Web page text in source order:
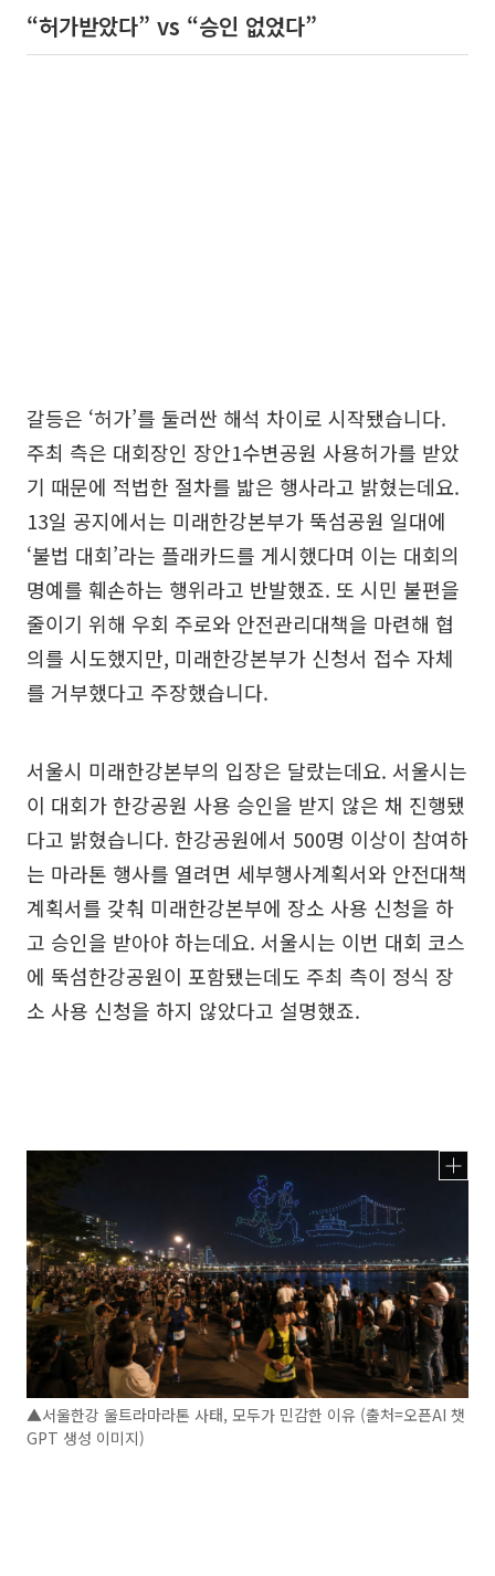
“허가받았다” vs “승인 없었다”
갈등은 ‘허가’를 둘러싼 해석 차이로 시작됐습니다.
주최 측은 대회장인 장안1수변공원 사용허가를 받았
기 때문에 적법한 절차를 밟은 행사라고 밝혔는데요.
13일 공지에서는 미래한강본부가 뚝섬공원 일대에
‘불법 대회’라는 플래카드를 게시했다며 이는 대회의
명예를 훼손하는 행위라고 반발했죠. 또 시민 불편을
줄이기 위해 우회 주로와 안전관리대책을 마련해 협
의를 시도했지만, 미래한강본부가 신청서 접수 자체
를 거부했다고 주장했습니다.
서울시 미래한강본부의 입장은 달랐는데요. 서울시는
이 대회가 한강공원 사용 승인을 받지 않은 채 진행됐
다고 밝혔습니다. 한강공원에서 500명 이상이 참여하
는 마라톤 행사를 열려면 세부행사계획서와 안전대책
계획서를 갖춰 미래한강본부에 장소 사용 신청을 하
고 승인을 받아야 하는데요. 서울시는 이번 대회 코스
에 뚝섬한강공원이 포함됐는데도 주최 측이 정식 장
소 사용 신청을 하지 않았다고 설명했죠.
▲서울한강 울트라마라톤 사태, 모두가 민감한 이유 (출처=오픈AI 챗
GPT 생성 이미지)